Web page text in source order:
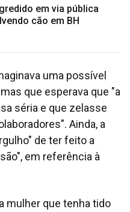
em via pública
cão em BH
uma possível
que esperava que "a
séria e que zelasse
Ainda, a
de ter feito a
em referência à
mulher que tenha tido